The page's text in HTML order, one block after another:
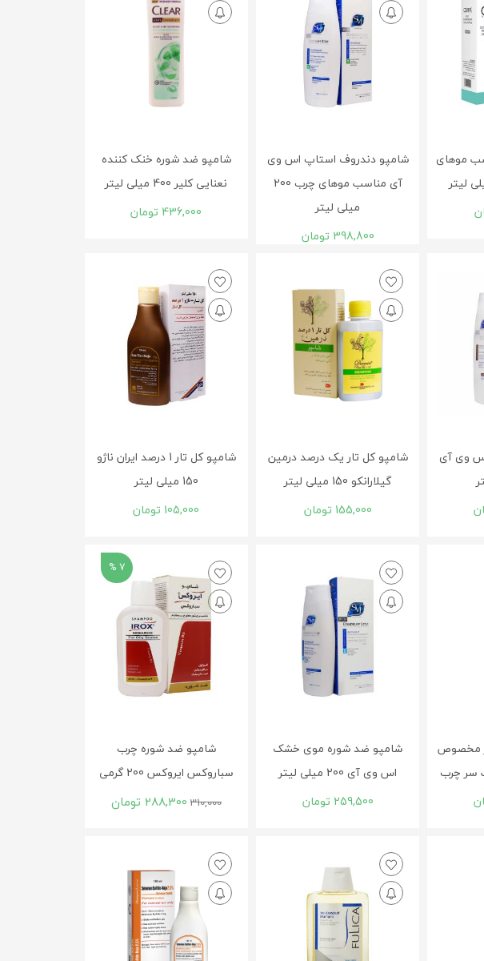
موهای
شامپو دندروف استاپ اس وی
آی مناسب موهای چرب 200
میلی لیتر
398,800 تومان
شامپو ضد شوره خنک کننده
نعنایی کلیر 400 میلی لیتر
436,000 تومان
وی آی
شامپو کل تار یک درصد درمین
گیلارانکو 150 میلی لیتر
155,000 تومان
شامپو کل تار 1 درصد ایران ناژو
150 میلی لیتر
105,000 تومان
مخصوص
سر چرب
شامپو ضد شوره موی خشک
اس وی آی 200 میلی لیتر
259,500 تومان
7 %
شامپو ضد شوره چرب
سباروکس ایروکس 200 گرمی
310,000
288,300 تومان